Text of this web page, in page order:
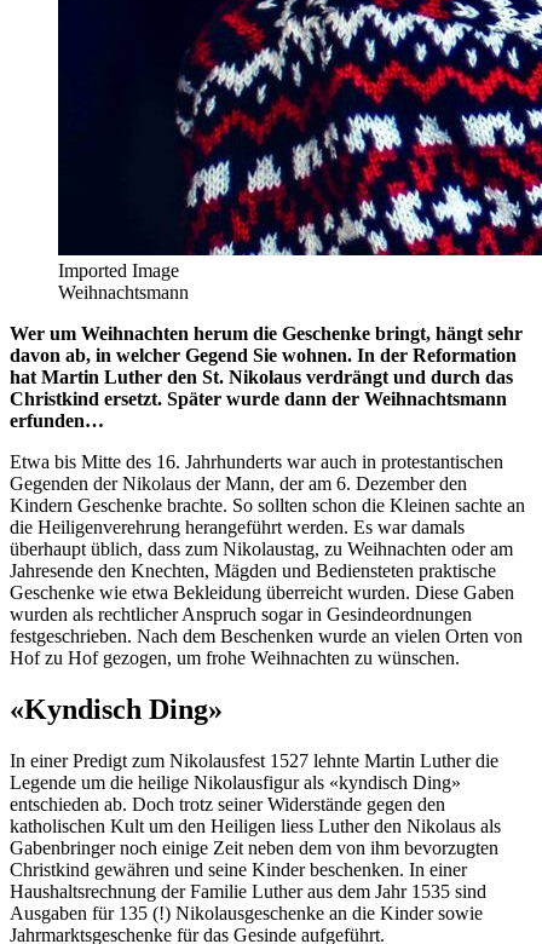
Imported Image
Weihnachtsmann
Wer um Weihnachten herum die Geschenke bringt, hängt sehr
davon ab, in welcher Gegend Sie wohnen. In der Reformation
hat Martin Luther den St. Nikolaus verdrängt und durch das
Christkind ersetzt. Später wurde dann der Weihnachtsmann
erfunden…
Etwa bis Mitte des 16. Jahrhunderts war auch in protestantischen
Gegenden der Nikolaus der Mann, der am 6. Dezember den
Kindern Geschenke brachte. So sollten schon die Kleinen sachte an
die Heiligenverehrung herangeführt werden. Es war damals
überhaupt üblich, dass zum Nikolaustag, zu Weihnachten oder am
Jahresende den Knechten, Mägden und Bediensteten praktische
Geschenke wie etwa Bekleidung überreicht wurden. Diese Gaben
wurden als rechtlicher Anspruch sogar in Gesindeordnungen
festgeschrieben. Nach dem Beschenken wurde an vielen Orten von
Hof zu Hof gezogen, um frohe Weihnachten zu wünschen.
«Kyndisch Ding»
In einer Predigt zum Nikolausfest 1527 lehnte Martin Luther die
Legende um die heilige Nikolausfigur als «kyndisch Ding»
entschieden ab. Doch trotz seiner Widerstände gegen den
katholischen Kult um den Heiligen liess Luther den Nikolaus als
Gabenbringer noch einige Zeit neben dem von ihm bevorzugten
Christkind gewähren und seine Kinder beschenken. In einer
Haushaltsrechnung der Familie Luther aus dem Jahr 1535 sind
Ausgaben für 135 (!) Nikolausgeschenke an die Kinder sowie
Jahrmarktsgeschenke für das Gesinde aufgeführt.